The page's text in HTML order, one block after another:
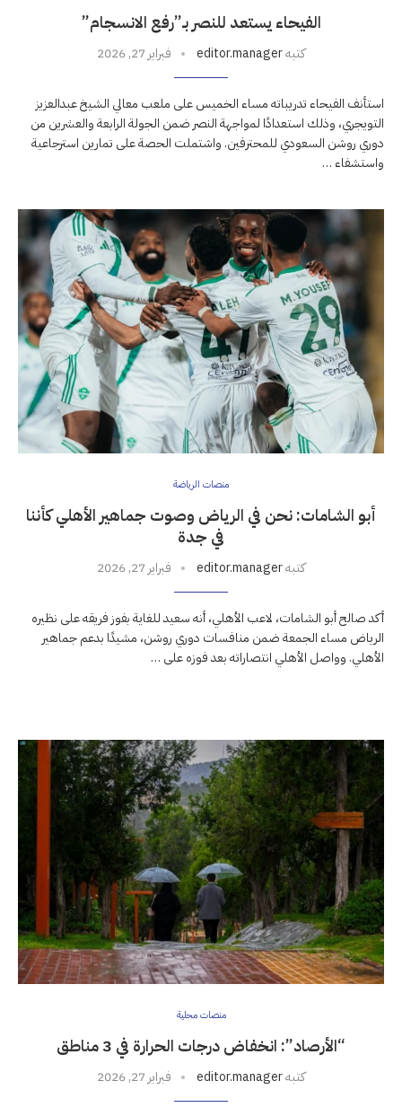
الفيحاء يستعد للنصر بـ”رفع الانسجام”
كتبهeditor.manager فبراير 27, 2026
استأنف الفيحاء تدريباته مساء الخميس على ملعب معالي الشيخ عبدالعزيز
التويجري، وذلك استعدادًا لمواجهة النصر ضمن الجولة الرابعة والعشرين من
دوري روشن السعودي للمحترفين. واشتملت الحصة على تمارين استرجاعية
واستشفاء …
منصات الرياضة
أبو الشامات: نحن في الرياض وصوت جماهير الأهلي كأننا
في جدة
كتبهeditor.manager فبراير 27, 2026
أكد صالح أبو الشامات، لاعب الأهلي، أنه سعيد للغاية بفوز فريقه على نظيره
الرياض مساء الجمعة ضمن منافسات دوري روشن، مشيدًا بدعم جماهير
الأهلي. وواصل الأهلي انتصاراته بعد فوزه على …
منصات محلية
“الأرصاد”: انخفاض درجات الحرارة في 3 مناطق
كتبهeditor.manager فبراير 27, 2026